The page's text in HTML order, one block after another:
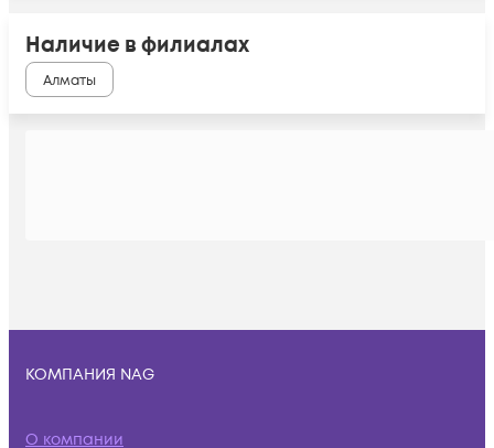
Наличие в филиалах
Алматы
КОМПАНИЯ NAG
О компании